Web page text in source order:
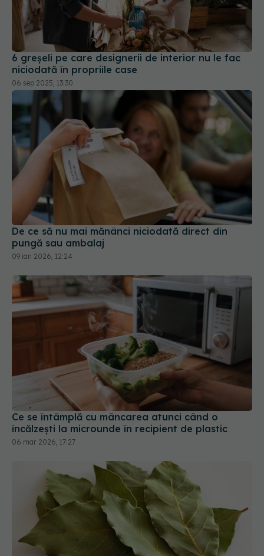
6 greșeli pe care designerii de interior nu le fac
niciodată în propriile case
06 sep 2025, 13:30
De ce să nu mai mănânci niciodată direct din
pungă sau ambalaj
09 ian 2026, 12:24
Ce se întâmplă cu mâncarea atunci când o
încălzești la microunde în recipient de plastic
06 mar 2026, 17:27